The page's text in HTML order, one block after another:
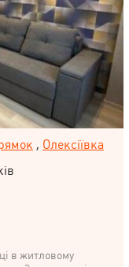
, Олексіївка
в житловому